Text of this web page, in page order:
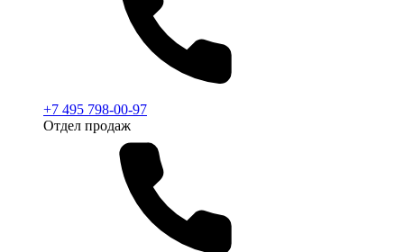
+7 495 798-00-97
Отдел продаж